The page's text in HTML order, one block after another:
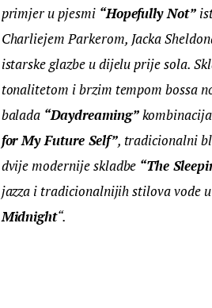
primjer u pjesmi “Hopefully Not”
Charliejem Parkerom, Jacka
istarske glazbe u dijelu prije sola.
tonalitetom i brzim tempom bossa
balada “Daydreaming” kombinacija
for My Future Self”, tradicionalni
dvije modernije skladbe “The
jazza i tradicionalnijih stilova vode
Midnight“.